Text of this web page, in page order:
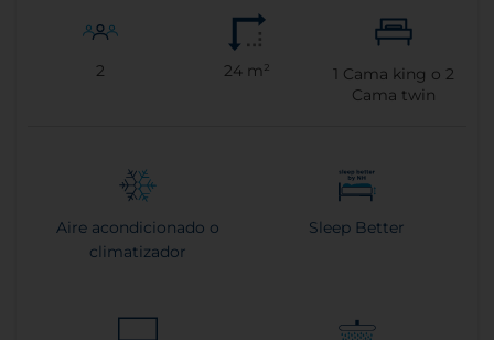
2 24 m² 1 Cama king o 2
Cama twin
Aire acondicionado o
climatizador
Sleep Better